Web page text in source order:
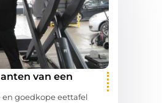
van een
goedkope eettafel